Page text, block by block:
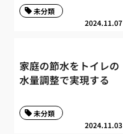
2024.11.07
未分類
家庭の節水をトイレの
水量調整で実現する
2024.11.03
未分類